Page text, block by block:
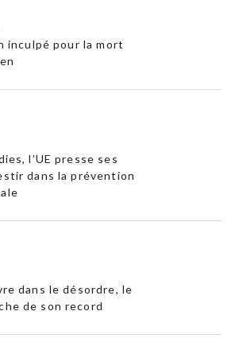
inculpé pour la mort
l’UE presse ses
dans la prévention
dans le désordre, le
de son record